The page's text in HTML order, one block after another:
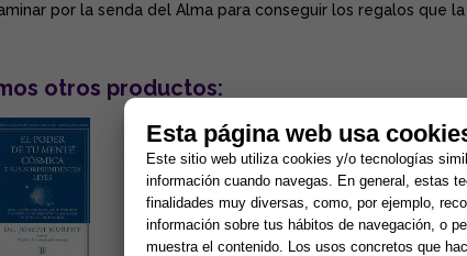
por la senda del Alma para conseguir los regalos que
otros productos:
Esta página web usa
Este sitio web utiliza cookies y/o tecnologías
información cuando navegas. En general, estas
finalidades muy diversas, como, por ejemplo,
información sobre tus hábitos de navegación, o
muestra el contenido. Los usos concretos que